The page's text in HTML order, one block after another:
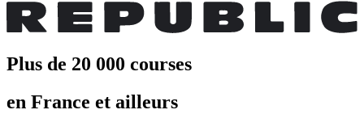
Plus de 20 000 courses
en France et ailleurs